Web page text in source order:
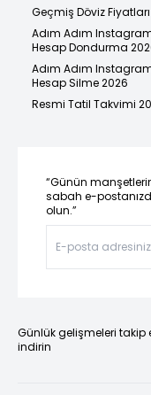
Geçmiş Döviz Fiyatları
Adım Adım
Hesap Dondurma
Adım Adım
Hesap Silme 2026
Resmi Tatil Takvimi
“Günün
sabah e-
olun.”
Günlük gelişmeleri takip
indirin